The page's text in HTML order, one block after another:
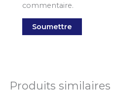
commentaire.
Produits similaires